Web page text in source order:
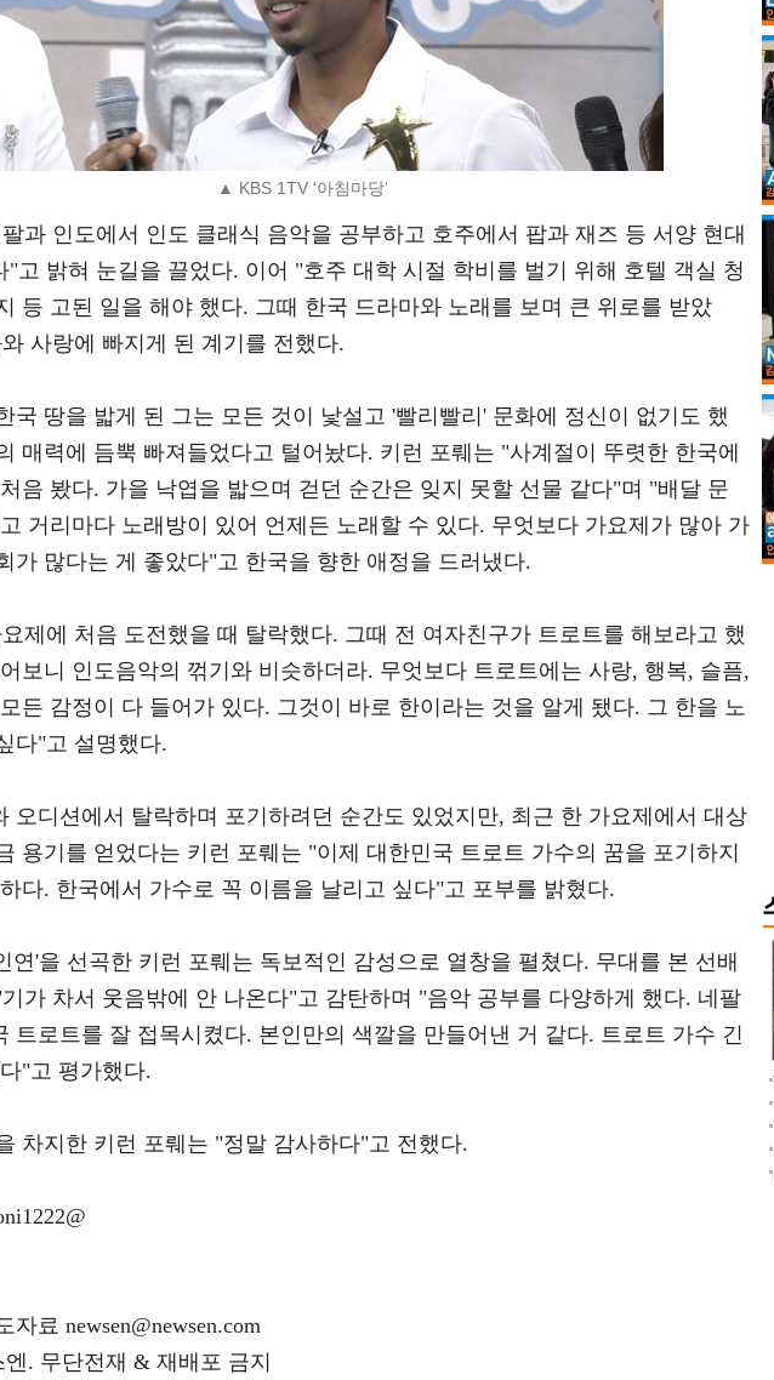
▲ KBS 1TV ‘아침마당’
과 인도에서 인도 클래식 음악을 공부하고 호주에서 팝과 재즈 등 서양 현대
"고 밝혀 눈길을 끌었다. 이어 "호주 대학 시절 학비를 벌기 위해 호텔 객실 청
등 고된 일을 해야 했다. 그때 한국 드라마와 노래를 보며 큰 위로를 받았
사랑에 빠지게 된 계기를 전했다.
국 땅을 밟게 된 그는 모든 것이 낯설고 '빨리빨리' 문화에 정신이 없기도 했
매력에 듬뿍 빠져들었다고 털어놨다. 키런 포뤠는 "사계절이 뚜렷한 한국에
음 봤다. 가을 낙엽을 밟으며 걷던 순간은 잊지 못할 선물 같다"며 "배달 문
거리마다 노래방이 있어 언제든 노래할 수 있다. 무엇보다 가요제가 많아 가
가 많다는 게 좋았다"고 한국을 향한 애정을 드러냈다.
제에 처음 도전했을 때 탈락했다. 그때 전 여자친구가 트로트를 해보라고 했
보니 인도음악의 꺾기와 비슷하더라. 무엇보다 트로트에는 사랑, 행복, 슬픔,
든 감정이 다 들어가 있다. 그것이 바로 한이라는 것을 알게 됐다. 그 한을 노
다"고 설명했다.
오디션에서 탈락하며 포기하려던 순간도 있었지만, 최근 한 가요제에서 대상
용기를 얻었다는 키런 포뤠는 "이제 대한민국 트로트 가수의 꿈을 포기하지
다. 한국에서 가수로 꼭 이름을 날리고 싶다"고 포부를 밝혔다.
연'을 선곡한 키런 포뤠는 독보적인 감성으로 열창을 펼쳤다. 무대를 본 선배
가 차서 웃음밖에 안 나온다"고 감탄하며 "음악 공부를 다양하게 했다. 네팔
트로트를 잘 접목시켰다. 본인만의 색깔을 만들어낸 거 같다. 트로트 가수 긴
"고 평가했다.
차지한 키런 포뤠는 "정말 감사하다"고 전했다.
료 newsen@newsen.com
. 무단전재 & 재배포 금지